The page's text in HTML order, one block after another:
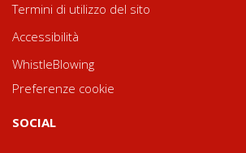
Termini di utilizzo del sito
Accessibilità
WhistleBlowing
Preferenze cookie
SOCIAL